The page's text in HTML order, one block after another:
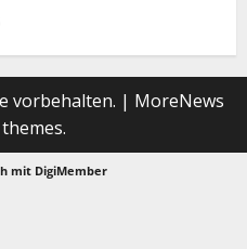
vorbehalten. | MoreNews
mit DigiMember